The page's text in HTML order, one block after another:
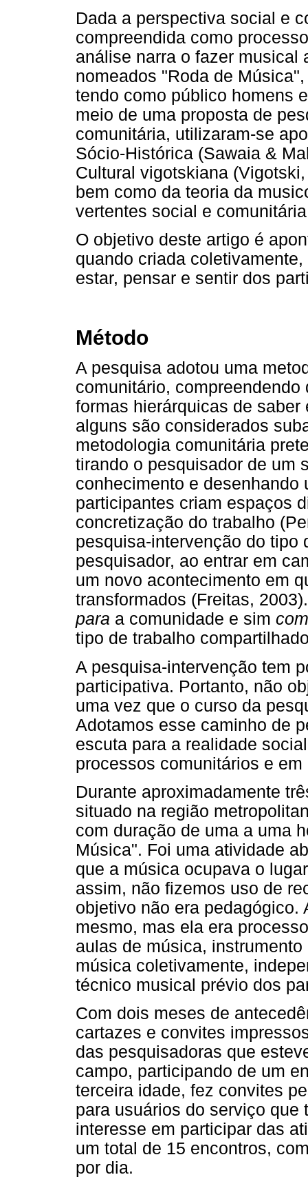
Dada a perspectiva social e
compreendida como
análise narra o fazer musical
nomeados "Roda de
tendo como público homens
meio de uma proposta de
comunitária, utilizaram-se
Sócio-Histórica (Sawaia &
Cultural vigotskiana
bem como da teoria da
vertentes social e
O objetivo deste artigo é
quando criada
estar, pensar e sentir dos
Método
A pesquisa adotou uma
comunitário,
formas hierárquicas de
alguns são considerados
metodologia comunitária
tirando o pesquisador de um
conhecimento e desenhando
participantes criam espaços
concretização do trabalho
pesquisa-intervenção do tipo
pesquisador, ao entrar em
um novo acontecimento em
transformados (Freitas,
para a comunidade e sim
tipo de trabalho
A pesquisa-intervenção tem
participativa. Portanto, não
uma vez que o curso da
Adotamos esse caminho de
escuta para a realidade
processos comunitários e
Durante aproximadamente
situado na região
com duração de uma a uma
Música". Foi uma atividade
que a música ocupava o
assim, não fizemos uso de
objetivo não era
mesmo, mas ela era
aulas de música,
música coletivamente,
técnico musical prévio dos
Com dois meses de
cartazes e convites
das pesquisadoras que
campo, participando de um
terceira idade, fez convites
para usuários do serviço
interesse em participar das
um total de 15 encontros,
por dia.